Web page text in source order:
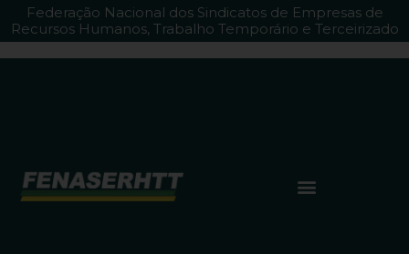
Federação Nacional dos Sindicatos de Empresas de
Recursos Humanos, Trabalho Temporário e Terceirizado